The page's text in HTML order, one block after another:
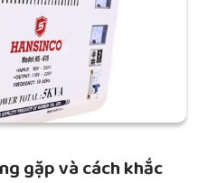
gặp và cách khắc